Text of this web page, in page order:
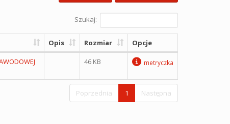
Szukaj:
Opis Rozmiar Opcje
46 KB metryczka
Poprzednia 1 Następna